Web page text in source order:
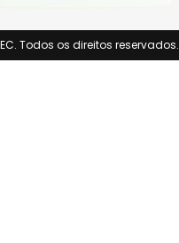
Todos os direitos reservados.